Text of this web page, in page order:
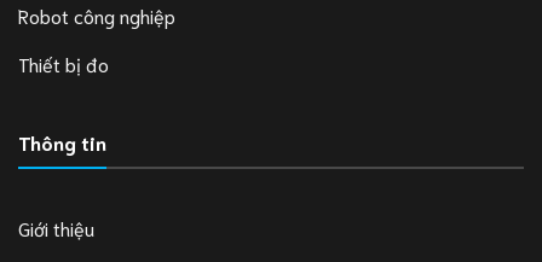
Robot công nghiệp
Thiết bị đo
Thông tin
Giới thiệu